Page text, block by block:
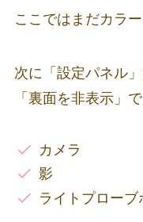
ここではまだカラ
次に「設定パネル
「裏面を非表示」で
カメラ
影
ライトプローブ